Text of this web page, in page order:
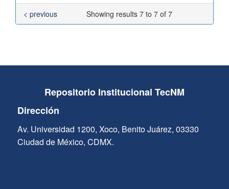
Showing results 7 to 7 of 7
< previous
Repositorio Institucional TecNM
Dirección
Av. Universidad 1200, Xoco, Benito Juárez, 03330
Ciudad de México, CDMX.